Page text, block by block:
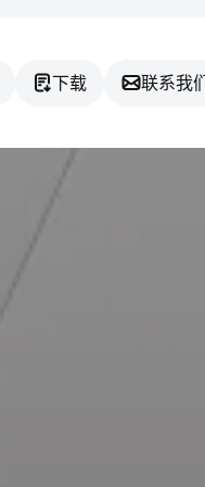
下载 联系我
吗？
我们将协助您为您的应用